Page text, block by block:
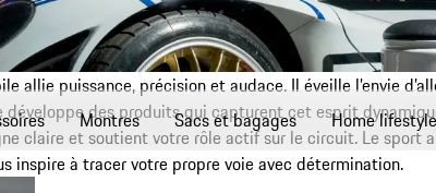
Montres Sacs et bagages Home lifestyle
allie puissance, précision et audace. Il éveille l’envie
développe des produits qui capturent cet esprit
claire et soutient votre rôle actif sur le circuit. Le sport
inspire à tracer votre propre voie avec détermination.